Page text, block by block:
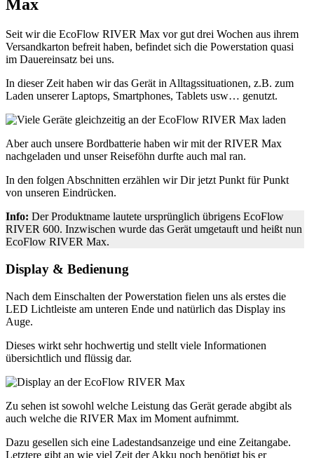
Max
Seit wir die EcoFlow RIVER Max vor gut drei Wochen aus ihrem
Versandkarton befreit haben, befindet sich die Powerstation quasi
im Dauereinsatz bei uns.
In dieser Zeit haben wir das Gerät in Alltagssituationen, z.B. zum
Laden unserer Laptops, Smartphones, Tablets usw… genutzt.
Aber auch unsere Bordbatterie haben wir mit der RIVER Max
nachgeladen und unser Reiseföhn durfte auch mal ran.
In den folgen Abschnitten erzählen wir Dir jetzt Punkt für Punkt
von unseren Eindrücken.
Info: Der Produktname lautete ursprünglich übrigens EcoFlow
RIVER 600. Inzwischen wurde das Gerät umgetauft und heißt nun
EcoFlow RIVER Max.
Display & Bedienung
Nach dem Einschalten der Powerstation fielen uns als erstes die
LED Lichtleiste am unteren Ende und natürlich das Display ins
Auge.
Dieses wirkt sehr hochwertig und stellt viele Informationen
übersichtlich und flüssig dar.
Zu sehen ist sowohl welche Leistung das Gerät gerade abgibt als
auch welche die RIVER Max im Moment aufnimmt.
Dazu gesellen sich eine Ladestandsanzeige und eine Zeitangabe.
Letztere gibt an wie viel Zeit der Akku noch benötigt bis er